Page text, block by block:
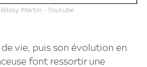
Kitesy Martin - Youtube
vie, puis son évolution en
font ressortir une